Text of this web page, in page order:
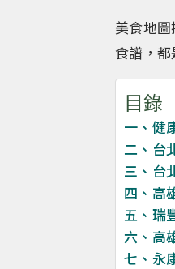
美食地
食譜，
目錄
一、健
二、台
三、台
四、高
五、瑞
六、高
七、永